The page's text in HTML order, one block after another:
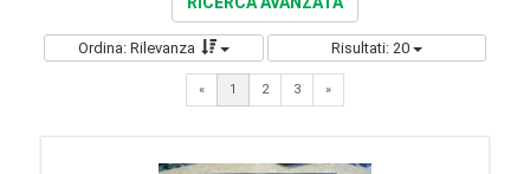
Ordina: Rilevanza Risultati: 20
« 1 2 3 »Next